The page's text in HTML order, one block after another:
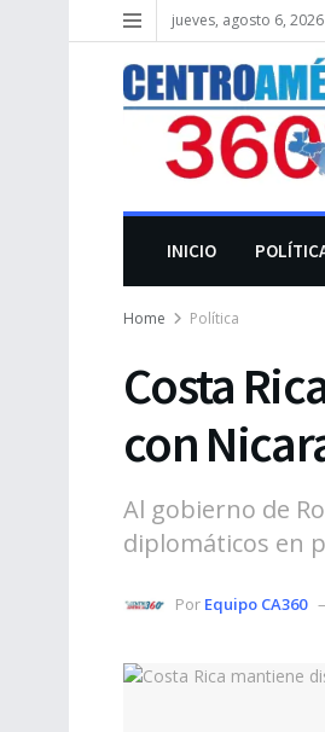
jueves, agosto 6, 2026
INICIO
Home Política
Costa
con
Al gobierno de
diplomáticos en
Por Equipo CA360